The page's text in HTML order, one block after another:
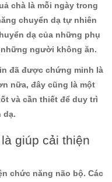
chà là mỗi ngày trong
chuyển dạ tự nhiên
dạ của những phụ
người không ăn.
đã được chứng minh là
nữa, đây cũng là một
và cần thiết để duy trì
dạ.
giúp cải thiện
chức năng não bộ. Các